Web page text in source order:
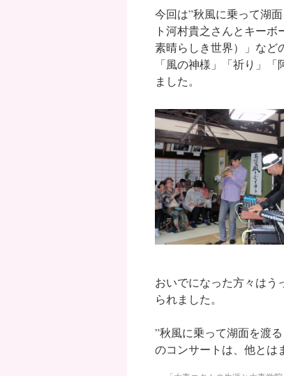
今回は”秋風に乗って湖
ト河村貴之さんとキーボ
素晴らしき世界）」など
「風の神様」「祈り」
ました。
おいでになった方々はう
られました。
”秋風に乗って湖面を渡
のコンサートは、他とは